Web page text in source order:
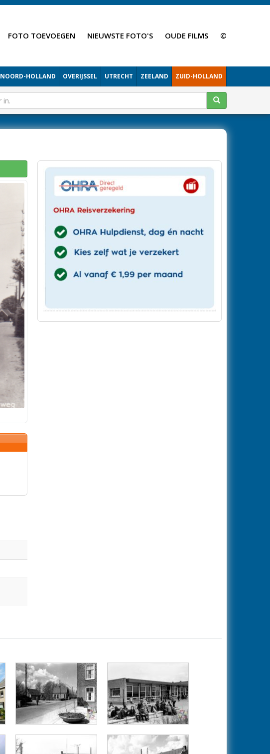
FOTO TOEVOEGEN NIEUWSTE FOTO'S OUDE FILMS ©
NOORD-HOLLAND OVERIJSSEL UTRECHT ZEELAND ZUID-HOLLAND